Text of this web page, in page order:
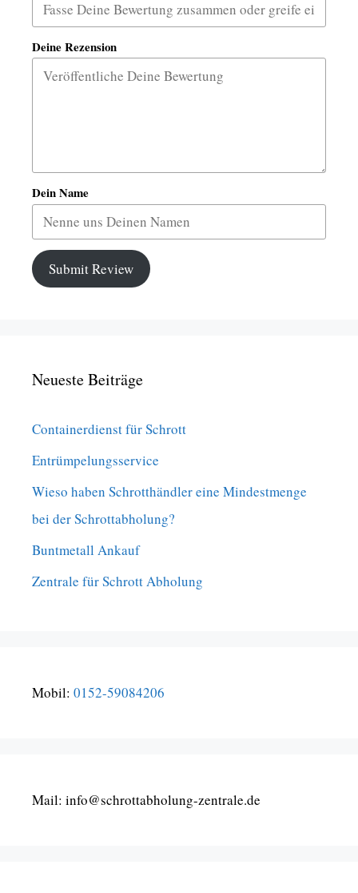
Deine Rezension
Dein Name
Submit Review
Neueste Beiträge
Containerdienst für Schrott
Entrümpelungsservice
Wieso haben Schrotthändler eine Mindestmenge
bei der Schrottabholung?
Buntmetall Ankauf
Zentrale für Schrott Abholung
Mobil: 0152-59084206
Mail: info@schrottabholung-zentrale.de